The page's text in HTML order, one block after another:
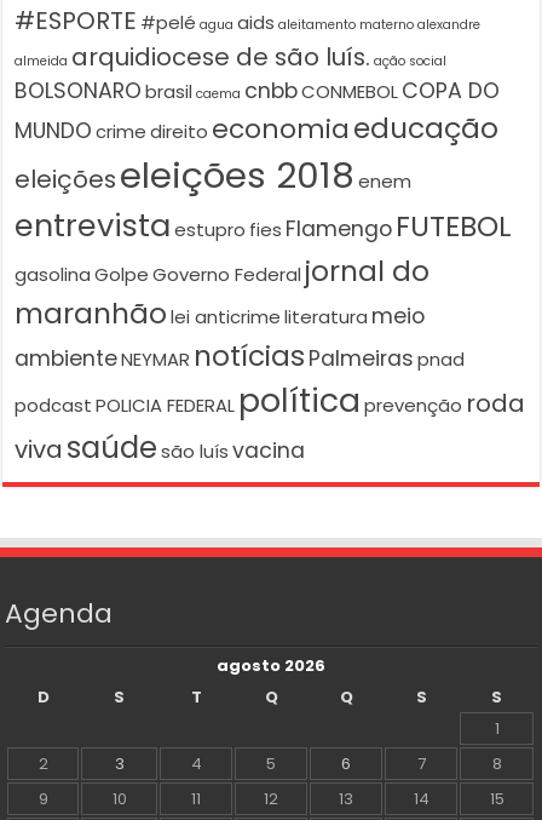
#ESPORTE #pelé agua aids aleitamento materno alexandre
almeida arquidiocese de são luís. ação social
BOLSONARO brasil caema cnbbCONMEBOLCOPA DO
MUNDO crime direito economiaeducação
eleiçõeseleições 2018 enem
entrevista estupro fies Flamengo FUTEBOL
gasolina Golpe Governo Federal jornal do
maranhão lei anticrime literatura meio
ambienteNEYMAR notícias Palmeiras pnad
podcast POLICIA FEDERAL política prevenção roda
viva saúde são luís vacina
Agenda
agosto 2026
D
S T Q Q S
S
1
2
3 4 5 6 7
8
9
10 11 12 13 14
15